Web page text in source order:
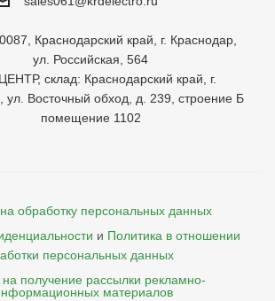
Краснодарский край, г. Краснодар,
ул. Российская, 564
склад: Краснодарский край, г.
ул. Восточный обход, д. 239, строение Б
помещение 1102
обработку персональных данных
и Политика в отношении
персональных данных
получение рассылки рекламно-
информационных материалов